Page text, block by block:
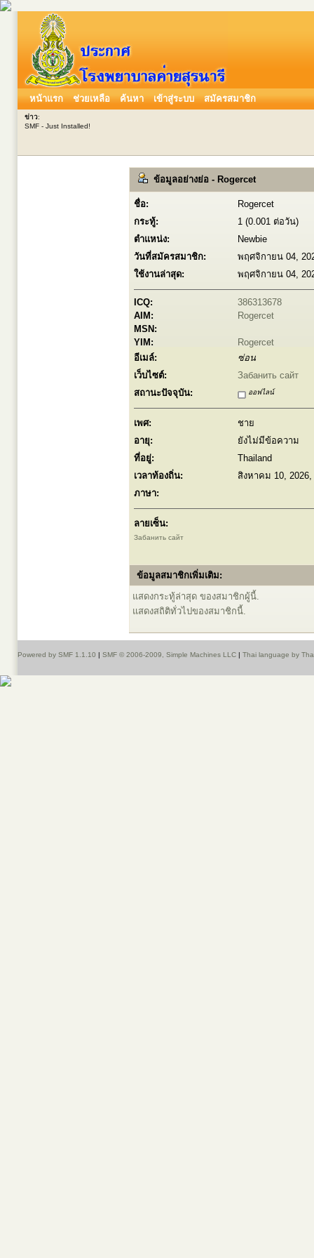
หน้าแรก ช่วยเหลือ ค้นหา เข้าสู่ระบบ สมัครสมาชิก
ข่าว:
SMF - Just Installed!
ข้อมูลอย่างย่อ - Rogercet
ชื่อ:
Rogercet
กระทู้:
1 (0.001 ต่อวัน)
ตำแหน่ง:
Newbie
วันที่สมัครสมาชิก:
พฤศจิกายน 04,
ใช้งานล่าสุด:
พฤศจิกายน 04,
ICQ:
386313678
AIM:
Rogercet
MSN:
YIM:
Rogercet
อีเมล์:
ซ่อน
เว็บไซต์:
Забанить сайт
สถานะปัจจุบัน:
ออฟไลน์
เพศ:
ชาย
อายุ:
ยังไม่มีข้อความ
ที่อยู่:
Thailand
เวลาท้องถิ่น:
สิงหาคม 10, 2026,
ภาษา:
ลายเซ็น:
Забанить сайт
ข้อมูลสมาชิกเพิ่มเติม:
แสดงกระทู้ล่าสุด ของสมาชิกผู้นี้.
แสดงสถิติทั่วไปของสมาชิกนี้.
Powered by SMF 1.1.10 | SMF © 2006-2009, Simple Machines LLC | Thai language by